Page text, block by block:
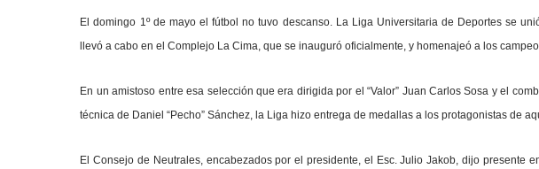
El domingo 1º de mayo el fútbol no tuvo descanso. La Liga Universitaria de Deportes se
llevó a cabo en el Complejo La Cima, que se inauguró oficialmente, y homenajeó a los
En un amistoso entre esa selección que era dirigida por el “Valor” Juan Carlos Sosa y el
técnica de Daniel “Pecho” Sánchez, la Liga hizo entrega de medallas a los protagonistas de
El Consejo de Neutrales, encabezados por el presidente, el Esc. Julio Jakob, dijo presente